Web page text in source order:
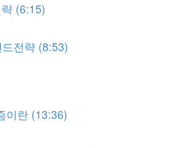
(6:15)
전략 (8:53)
이란 (13:36)